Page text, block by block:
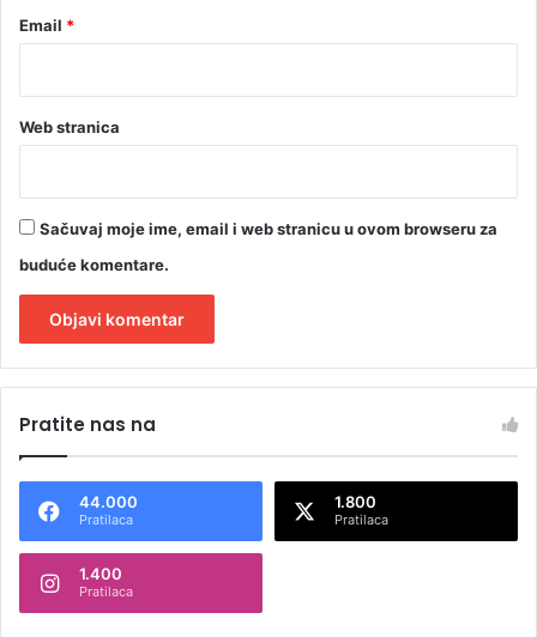
Email *
Web stranica
Sačuvaj moje ime, email i web stranicu u ovom browseru za
buduće komentare.
t
n
t
Pratite nas na
44.000
Pratilaca
1.800
Pratilaca
1.400
Pratilaca